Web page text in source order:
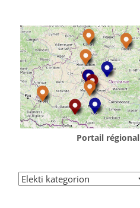
Portail régional
Elekti